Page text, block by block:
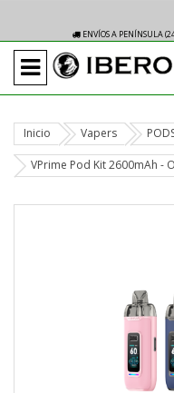
ENVÍOS A PENÍNSULA
Inicio Vapers
VPrime Pod Kit 2600mAh -